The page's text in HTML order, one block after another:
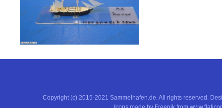
Copyright (c) 2015-2021 Sammelhafen.de. All rights reserved.